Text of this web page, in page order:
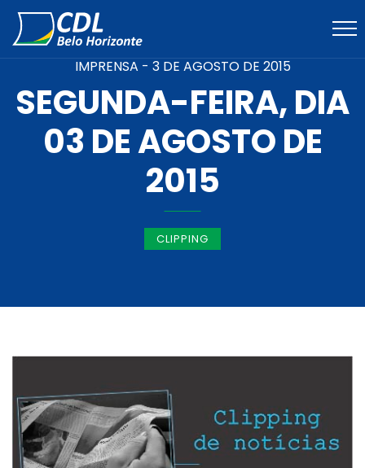
IMPRENSA - 3 DE AGOSTO DE 2015
SEGUNDA-FEIRA, DIA
03 DE AGOSTO DE
2015
CLIPPING